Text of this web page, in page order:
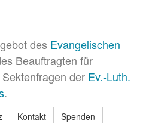
des Evangelischen
Beauftragten für
der Ev.-Luth.
.
Kontakt
Spenden